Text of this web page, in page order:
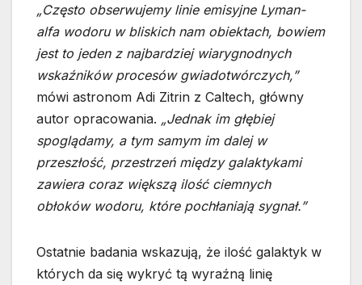
„Często obserwujemy linie emisyjne Lyman-
alfa wodoru w bliskich nam obiektach, bowiem
jest to jeden z najbardziej wiarygnodnych
wskaźników procesów gwiadotwórczych,”
mówi astronom Adi Zitrin z Caltech, główny
autor opracowania. „Jednak im głębiej
spoglądamy, a tym samym im dalej w
przeszłość, przestrzeń między galaktykami
zawiera coraz większą ilość ciemnych
obłoków wodoru, które pochłaniają sygnał.”
Ostatnie badania wskazują, że ilość galaktyk w
których da się wykryć tą wyraźną linię